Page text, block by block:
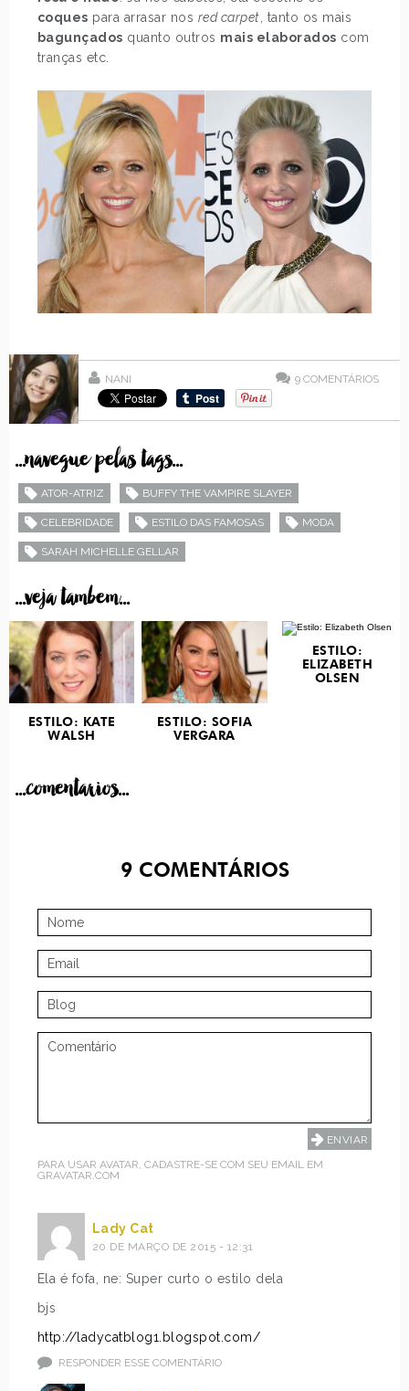
coques para arrasar nos red carpet , tanto os mais
bagunçados quanto outros mais elaborados com
tranças etc.
NANI 9 COMENTÁRIOS
...navegue pelas tags...
ATOR-ATRIZ BUFFY THE VAMPIRE SLAYER
CELEBRIDADE ESTILO DAS FAMOSAS MODA
SARAH MICHELLE GELLAR
...veja tambem...
ESTILO: KATE
WALSH
ESTILO: SOFIA
VERGARA
ESTILO:
ELIZABETH
OLSEN
...comentarios...
9COMENTÁRIOS
PARA USAR AVATAR, CADASTRE-SE COM SEU EMAIL EM
GRAVATAR.COM
Lady Cat
20 DE MARÇO DE 2015 - 12:31
Ela é fofa, ne: Super curto o estilo dela
bjs
http://ladycatblog1.blogspot.com/
RESPONDER ESSE COMENTÁRIO